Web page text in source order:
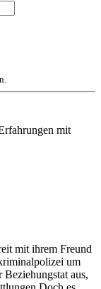
mit
mit ihrem Freund
um
aus,